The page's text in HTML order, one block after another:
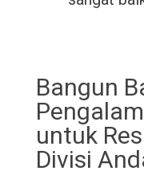
Bangun
untuk
Divisi